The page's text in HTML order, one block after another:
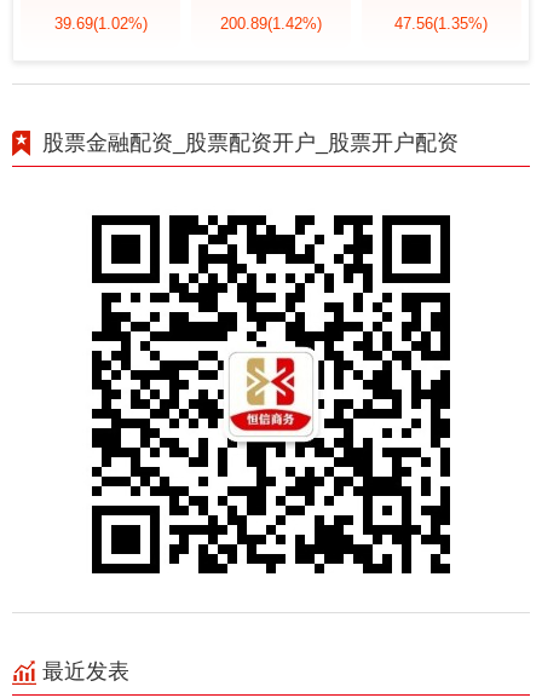
39.69(1.02%) 200.89(1.42%) 47.56(1.35%)
股票金融配资_股票配资开户_股票开户配资
最近发表